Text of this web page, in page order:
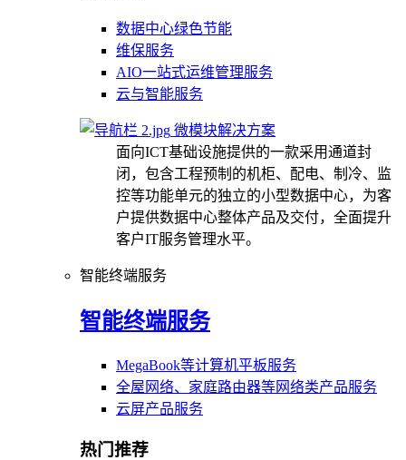
数据中心绿色节能
维保服务
AIO一站式运维管理服务
云与智能服务
微模块解决方案
面向ICT基础设施提供的一款采用通道封
闭，包含工程预制的机柜、配电、制冷、监
控等功能单元的独立的小型数据中心，为客
户提供数据中心整体产品及交付，全面提升
客户IT服务管理水平。
智能终端服务
智能终端服务
MegaBook等计算机平板服务
全屋网络、家庭路由器等网络类产品服务
云屏产品服务
热门推荐